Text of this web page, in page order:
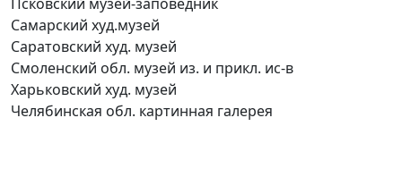
Самарский худ.музей
Саратовский худ. музей
Смоленский обл. музей из. и прикл. ис-в
Харьковский худ. музей
Челябинская обл. картинная галерея